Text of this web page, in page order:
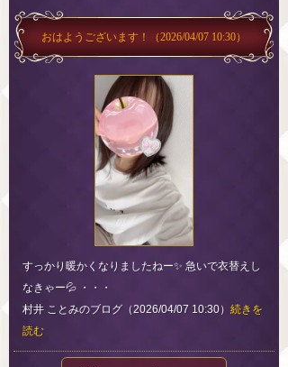
おはようございます！ （2026/04/07 10:30）
すっかり暖かくなりましたねー✨ 急いで衣替えし
なきゃー💦 ・・・
村井 ことみのブログ（2026/04/07 10:30） 続きを
読む